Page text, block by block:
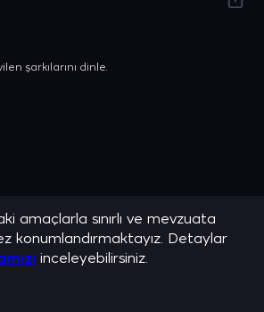
şarkılarını dinle.
amaçlarla sınırlı ve mevzuata
konumlandırmaktayız. Detaylar
inceleyebilirsiniz.